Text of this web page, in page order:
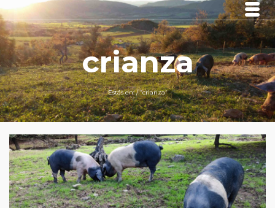
crianza
Estás en:/“crianza“